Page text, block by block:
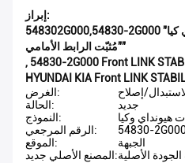
إبراز:
548302G000,54830-2G000 مثبت الوصلة الأمامية,"هيونداي كيا"
"مُثبّت الرابط الأمامي"
, 54830-2G000 Front LINK
HYUNDAI KIA Front LINK
الغرض:
إصلاح
الحالة:
جديد
النموذج:
هيونداي وكيا
الرقم المرجعي:
54830-
الموقع:
الجبهة
المصنع الأصلي جديد:الجودة الأصلية